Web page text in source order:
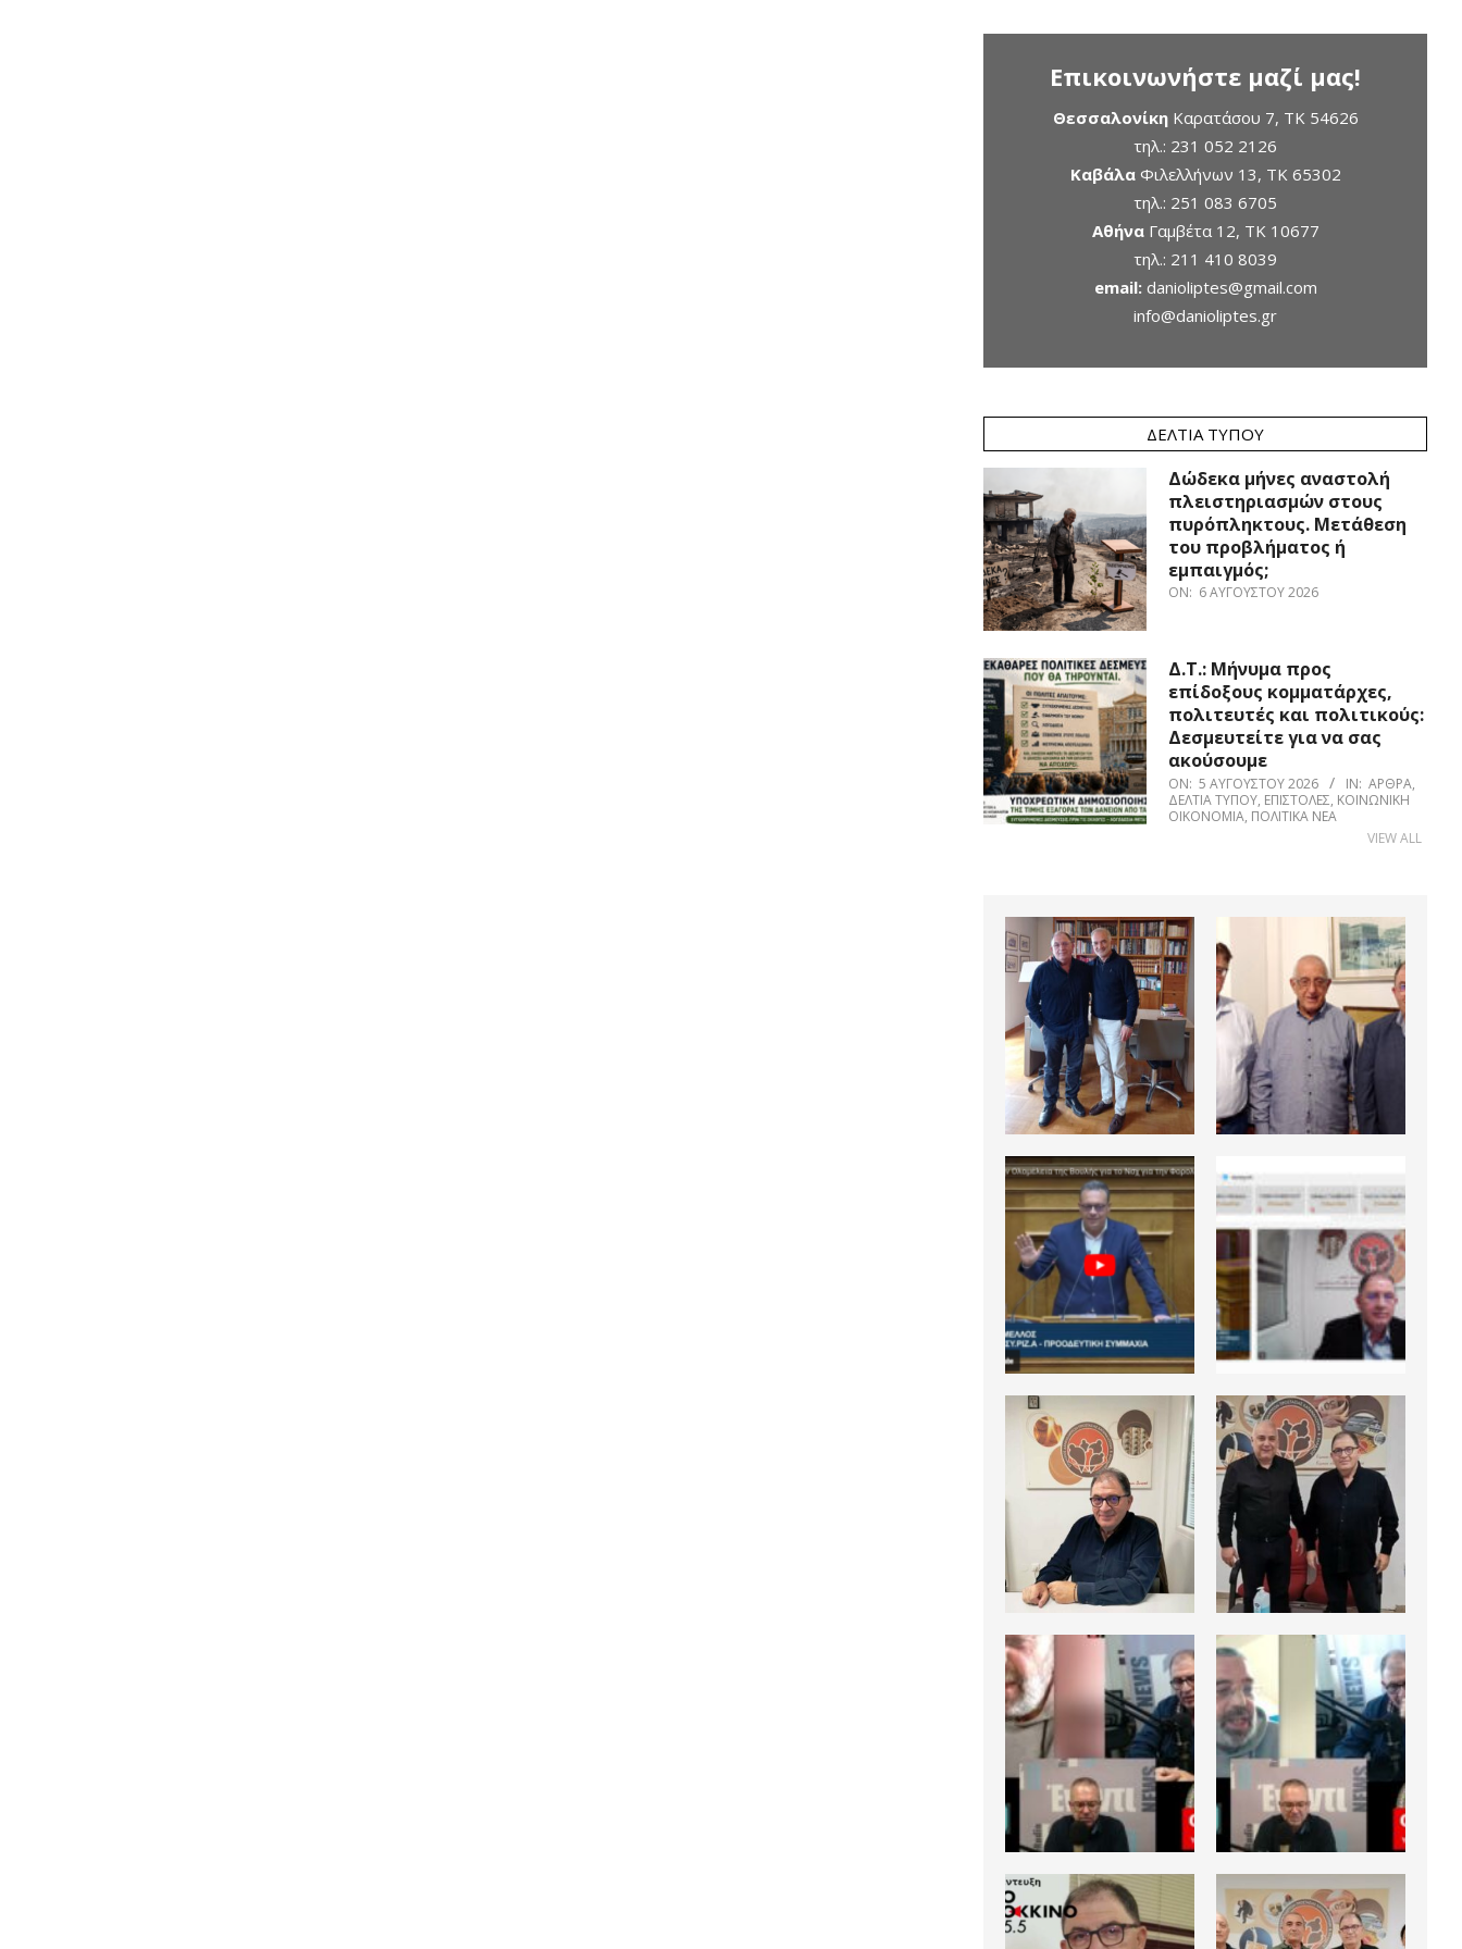
Επικοινωνήστε μαζί μας!
ΘεσσαλονίκηΚαρατάσου 7, TK 54626
τηλ.: 231 052 2126
ΚαβάλαΦιλελλήνων 13, ΤΚ 65302
τηλ.: 251 083 6705
ΑθήναΓαμβέτα 12, ΤΚ 10677
τηλ.: 211 410 8039
email: danioliptes@gmail.com
info@danioliptes.gr
ΔΕΛΤΊΑ ΤΎΠΟΥ
Δώδεκα μήνες αναστολή
πλειστηριασμών στους
πυρόπληκτους. Μετάθεση
του προβλήματος ή
εμπαιγμός;
ON: 6 ΑΥΓΟΎΣΤΟΥ 2026
Δ.Τ.: Μήνυμα προς
επίδοξους κομματάρχες,
πολιτευτές και πολιτικούς:
Δεσμευτείτε για να σας
ακούσουμε
ON: 5 ΑΥΓΟΎΣΤΟΥ 2026 IN: ΆΡΘΡΑ,
ΔΕΛΤΊΑ ΤΎΠΟΥ, ΕΠΙΣΤΟΛΈΣ, ΚΟΙΝΩΝΙΚΉ
ΟΙΚΟΝΟΜΊΑ, ΠΟΛΙΤΙΚΆ ΝΈΑ
VIEW ALL